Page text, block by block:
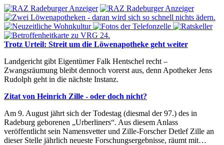
Trotz Urteil: Streit um die Löwenapotheke geht weiter
Landgericht gibt Eigentümer Falk Hentschel recht –
Zwangsräumung bleibt dennoch vorerst aus, denn Apotheker Jens
Rudolph geht in die nächste Instanz.
Zitat von Heinrich Zille - oder doch nicht?
Am 9. August jährt sich der Todestag (diesmal der 97.) des in
Radeburg geborenen „Urberliners“. Aus diesem Anlass
veröffentlicht sein Namensvetter und Zille-Forscher Detlef Zille an
dieser Stelle jährlich neueste Forschungsergebnisse, räumt mit…